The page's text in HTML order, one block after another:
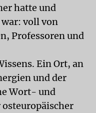
hatte und
voll von
Professoren und
Ein Ort, an
und der
Wort- und